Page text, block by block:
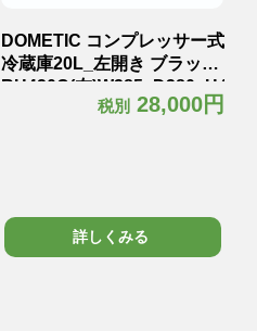
DOMETIC コンプレッサー式
冷蔵庫20L_左開き ブラック
RH420C(左
税別 28,000円
詳しくみる